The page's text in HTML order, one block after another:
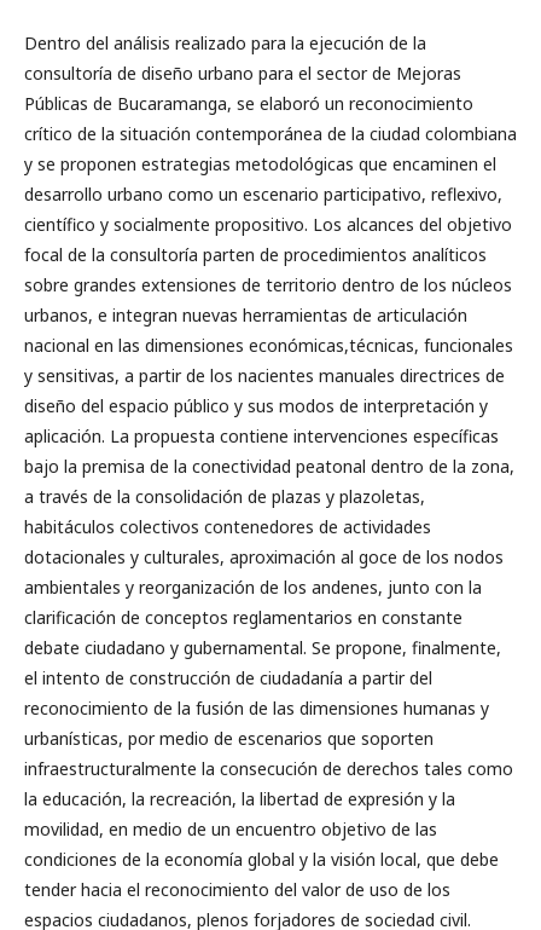
Dentro del análisis realizado para la ejecución de la
consultoría de diseño urbano para el sector de Mejoras
Públicas de Bucaramanga, se elaboró un reconocimiento
crítico de la situación contemporánea de la ciudad colombiana
y se proponen estrategias metodológicas que encaminen el
desarrollo urbano como un escenario participativo, reflexivo,
científico y socialmente propositivo. Los alcances del objetivo
focal de la consultoría parten de procedimientos analíticos
sobre grandes extensiones de territorio dentro de los núcleos
urbanos, e integran nuevas herramientas de articulación
nacional en las dimensiones económicas,técnicas, funcionales
y sensitivas, a partir de los nacientes manuales directrices de
diseño del espacio público y sus modos de interpretación y
aplicación. La propuesta contiene intervenciones específicas
bajo la premisa de la conectividad peatonal dentro de la zona,
a través de la consolidación de plazas y plazoletas,
habitáculos colectivos contenedores de actividades
dotacionales y culturales, aproximación al goce de los nodos
ambientales y reorganización de los andenes, junto con la
clarificación de conceptos reglamentarios en constante
debate ciudadano y gubernamental. Se propone, finalmente,
el intento de construcción de ciudadanía a partir del
reconocimiento de la fusión de las dimensiones humanas y
urbanísticas, por medio de escenarios que soporten
infraestructuralmente la consecución de derechos tales como
la educación, la recreación, la libertad de expresión y la
movilidad, en medio de un encuentro objetivo de las
condiciones de la economía global y la visión local, que debe
tender hacia el reconocimiento del valor de uso de los
espacios ciudadanos, plenos forjadores de sociedad civil.